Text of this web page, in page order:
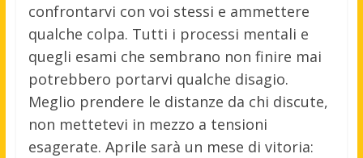
confrontarvi con voi stessi e ammettere
qualche colpa. Tutti i processi mentali e
quegli esami che sembrano non finire mai
potrebbero portarvi qualche disagio.
Meglio prendere le distanze da chi discute,
non mettetevi in mezzo a tensioni
esagerate. Aprile sarà un mese di vitoria: